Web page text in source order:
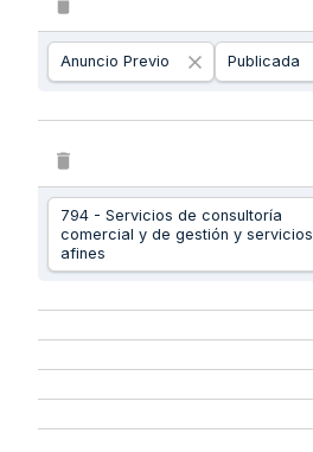
Anuncio Previo Publicada
794 - Servicios de consultoría
comercial y de gestión y servicios
afines